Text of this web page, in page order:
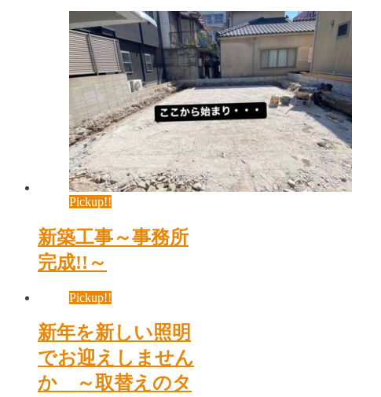
Pickup!!
新築工事～事務所
完成!!～
Pickup!!
新年を新しい照明
でお迎えしません
か ～取替えのタ